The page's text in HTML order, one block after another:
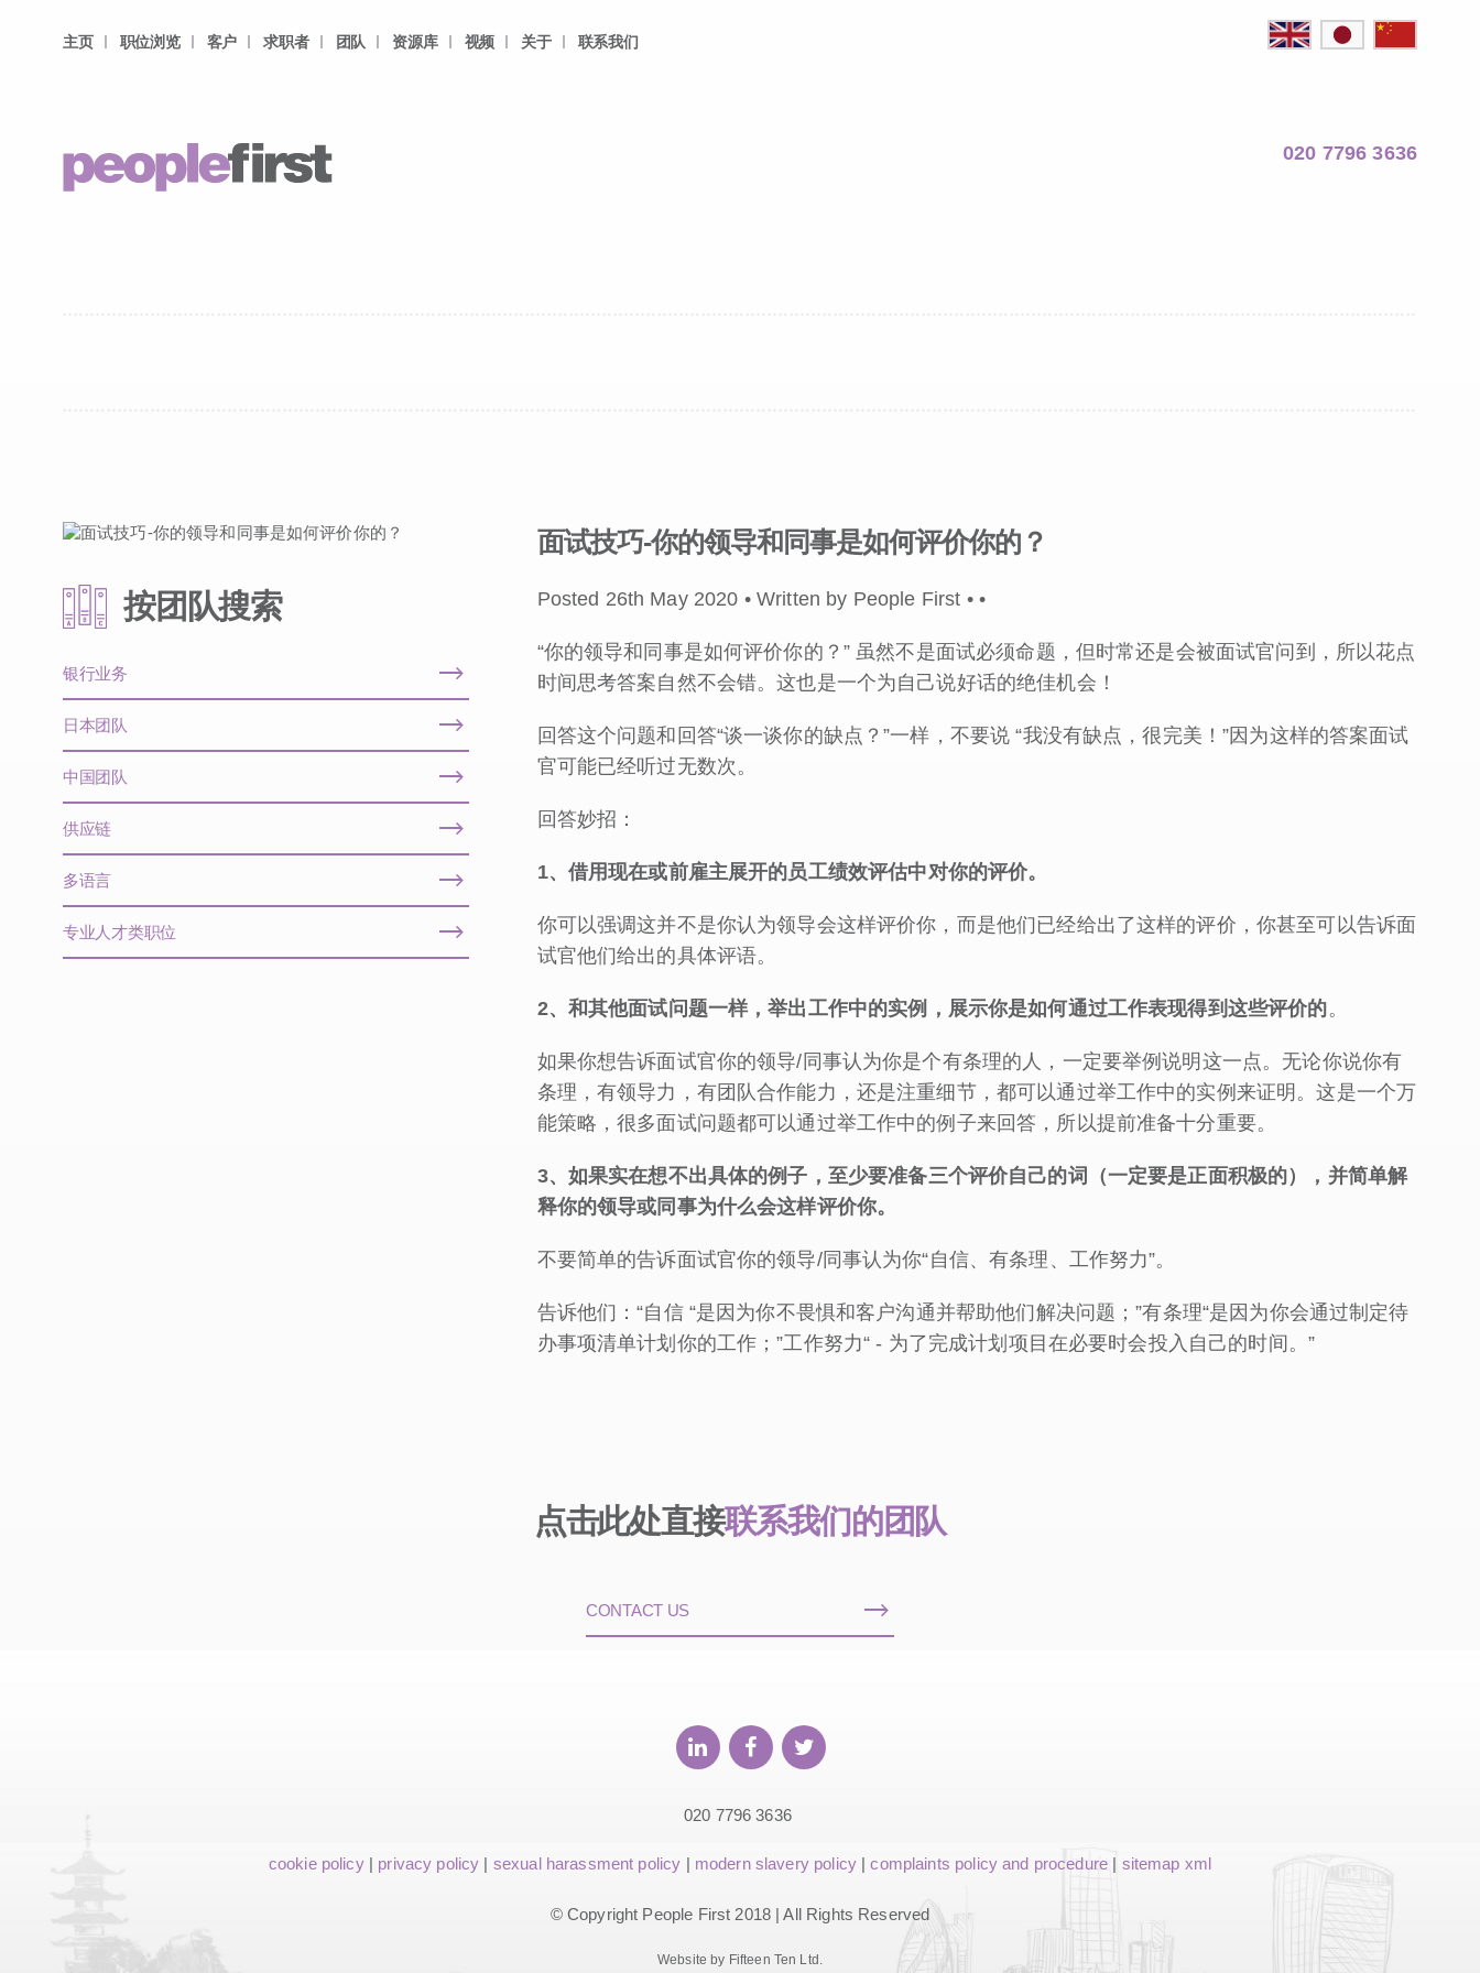
主页 职位浏览 客户 求职者 团队 资源库 视频 关于 联系我们
020 7796 3636
面试技巧-你的领导和同事是如何评价你的？
Posted 26th May 2020 • Written by People First • •
“你的领导和同事是如何评价你的？” 虽然不是面试必须命题，但时常还是会被面试官问到，所以花点
时间思考答案自然不会错。这也是一个为自己说好话的绝佳机会！
回答这个问题和回答“谈一谈你的缺点？”一样，不要说 “我没有缺点，很完美！”因为这样的答案面试
官可能已经听过无数次。
回答妙招：
1、借用现在或前雇主展开的员工绩效评估中对你的评价。
你可以强调这并不是你认为领导会这样评价你，而是他们已经给出了这样的评价，你甚至可以告诉面
试官他们给出的具体评语。
2、和其他面试问题一样，举出工作中的实例，展示你是如何通过工作表现得到这些评价的。
如果你想告诉面试官你的领导/同事认为你是个有条理的人，一定要举例说明这一点。无论你说你有
条理，有领导力，有团队合作能力，还是注重细节，都可以通过举工作中的实例来证明。这是一个万
能策略，很多面试问题都可以通过举工作中的例子来回答，所以提前准备十分重要。
3、如果实在想不出具体的例子，至少要准备三个评价自己的词（一定要是正面积极的），并简单解
释你的领导或同事为什么会这样评价你。
不要简单的告诉面试官你的领导/同事认为你“自信、有条理、工作努力”。
告诉他们：“自信 “是因为你不畏惧和客户沟通并帮助他们解决问题；”有条理“是因为你会通过制定待
办事项清单计划你的工作；”工作努力“ - 为了完成计划项目在必要时会投入自己的时间。”
按团队搜索
银行业务
日本团队
中国团队
供应链
多语言
专业人才类职位
点击此处直接联系我们的团队
CONTACT US
020 7796 3636
cookie policy| privacy policy | sexual harassment policy | modern slavery policy|complaints policy and procedure | sitemap xml
© Copyright People First 2018 | All Rights Reserved
Website by Fifteen Ten Ltd.